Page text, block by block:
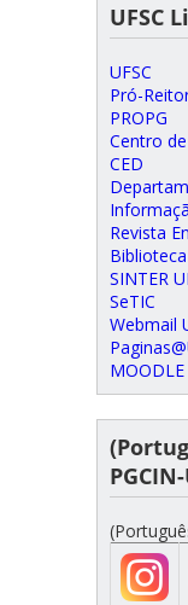
UFSC
UFSC
Pró-
PROPG
Centro
CED
Revista
SINTER
SeTIC
Webmail
MOODLE